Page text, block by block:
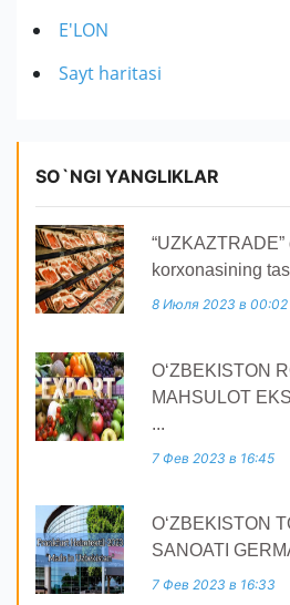
E'LON
Sayt haritasi
SO`NGI YANGLIKLAR
“UZKAZTRADE”
korxonasining
8 Июля 2023 в 00:02
O‘ZBEKISTON
MAHSULOT
...
7 Фев 2023 в 16:45
O‘ZBEKISTON
SANOATI
7 Фев 2023 в 16:33